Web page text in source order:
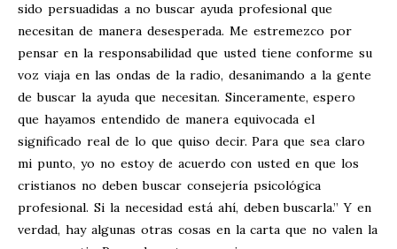
sido persuadidas a no buscar ayuda profesional que
necesitan de manera desesperada. Me estremezco por
pensar en la responsabilidad que usted tiene conforme su
voz viaja en las ondas de la radio, desanimando a la gente
de buscar la ayuda que necesitan. Sinceramente, espero
que hayamos entendido de manera equivocada el
significado real de lo que quiso decir. Para que sea claro
mi punto, yo no estoy de acuerdo con usted en que los
cristianos no deben buscar consejería psicológica
profesional. Si la necesidad está ahí, deben buscarla.” Y en
verdad, hay algunas otras cosas en la carta que no valen la